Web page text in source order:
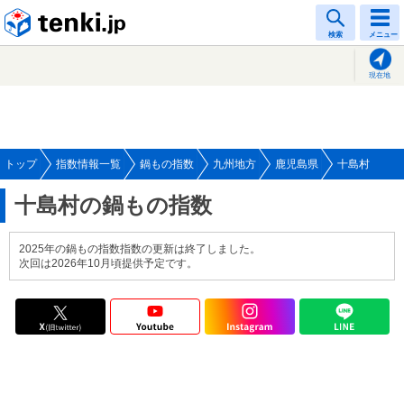
検索 メニュー
現在地
トップ 指数情報一覧 鍋もの指数 九州地方 鹿児島県 十島村
十島村の鍋もの指数
2025年の鍋もの指数指数の更新は終了しました。
次回は2026年10月頃提供予定です。